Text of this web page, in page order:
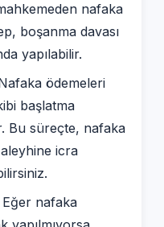
nafaka
boşanma davası
yapılabilir.
ödemeleri
başlatma
Bu süreçte, nafaka
icra
Eğer nafaka